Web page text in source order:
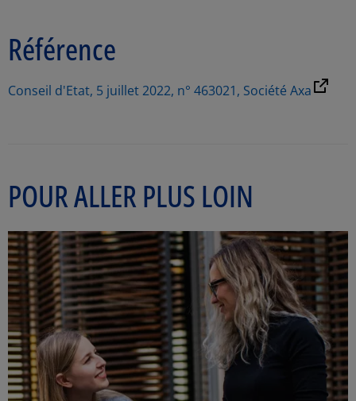
Référence
Conseil d'Etat, 5 juillet 2022, n° 463021, Société Axa
POUR ALLER PLUS LOIN